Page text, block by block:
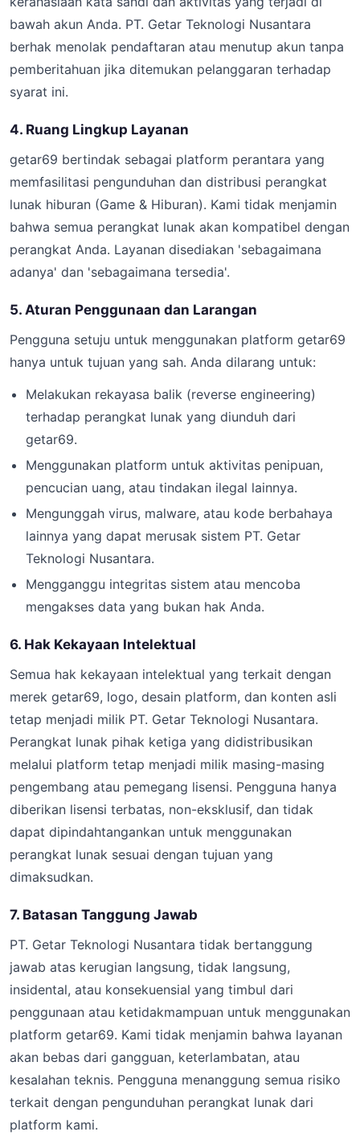
bawah akun Anda. PT. Getar Teknologi Nusantara
berhak menolak pendaftaran atau menutup akun tanpa
pemberitahuan jika ditemukan pelanggaran terhadap
syarat ini.
4. Ruang Lingkup Layanan
getar69 bertindak sebagai platform perantara yang
memfasilitasi pengunduhan dan distribusi perangkat
lunak hiburan (Game & Hiburan). Kami tidak menjamin
bahwa semua perangkat lunak akan kompatibel dengan
perangkat Anda. Layanan disediakan 'sebagaimana
adanya' dan 'sebagaimana tersedia'.
5. Aturan Penggunaan dan Larangan
Pengguna setuju untuk menggunakan platform getar69
hanya untuk tujuan yang sah. Anda dilarang untuk:
Melakukan rekayasa balik (reverse engineering)
terhadap perangkat lunak yang diunduh dari
getar69.
Menggunakan platform untuk aktivitas penipuan,
pencucian uang, atau tindakan ilegal lainnya.
Mengunggah virus, malware, atau kode berbahaya
lainnya yang dapat merusak sistem PT. Getar
Teknologi Nusantara.
Mengganggu integritas sistem atau mencoba
mengakses data yang bukan hak Anda.
6. Hak Kekayaan Intelektual
Semua hak kekayaan intelektual yang terkait dengan
merek getar69, logo, desain platform, dan konten asli
tetap menjadi milik PT. Getar Teknologi Nusantara.
Perangkat lunak pihak ketiga yang didistribusikan
melalui platform tetap menjadi milik masing-masing
pengembang atau pemegang lisensi. Pengguna hanya
diberikan lisensi terbatas, non-eksklusif, dan tidak
dapat dipindahtangankan untuk menggunakan
perangkat lunak sesuai dengan tujuan yang
dimaksudkan.
7. Batasan Tanggung Jawab
PT. Getar Teknologi Nusantara tidak bertanggung
jawab atas kerugian langsung, tidak langsung,
insidental, atau konsekuensial yang timbul dari
penggunaan atau ketidakmampuan untuk menggunakan
platform getar69. Kami tidak menjamin bahwa layanan
akan bebas dari gangguan, keterlambatan, atau
kesalahan teknis. Pengguna menanggung semua risiko
terkait dengan pengunduhan perangkat lunak dari
platform kami.